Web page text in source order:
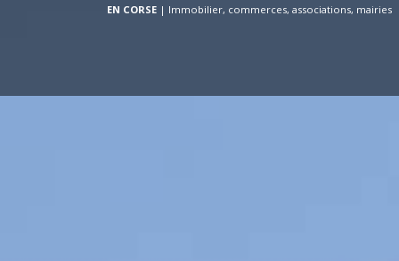
EN CORSE | Immobilier, commerces, associations, mairies